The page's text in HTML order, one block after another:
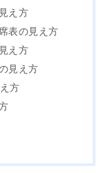
え方
表の見え方
え方
見え方
方